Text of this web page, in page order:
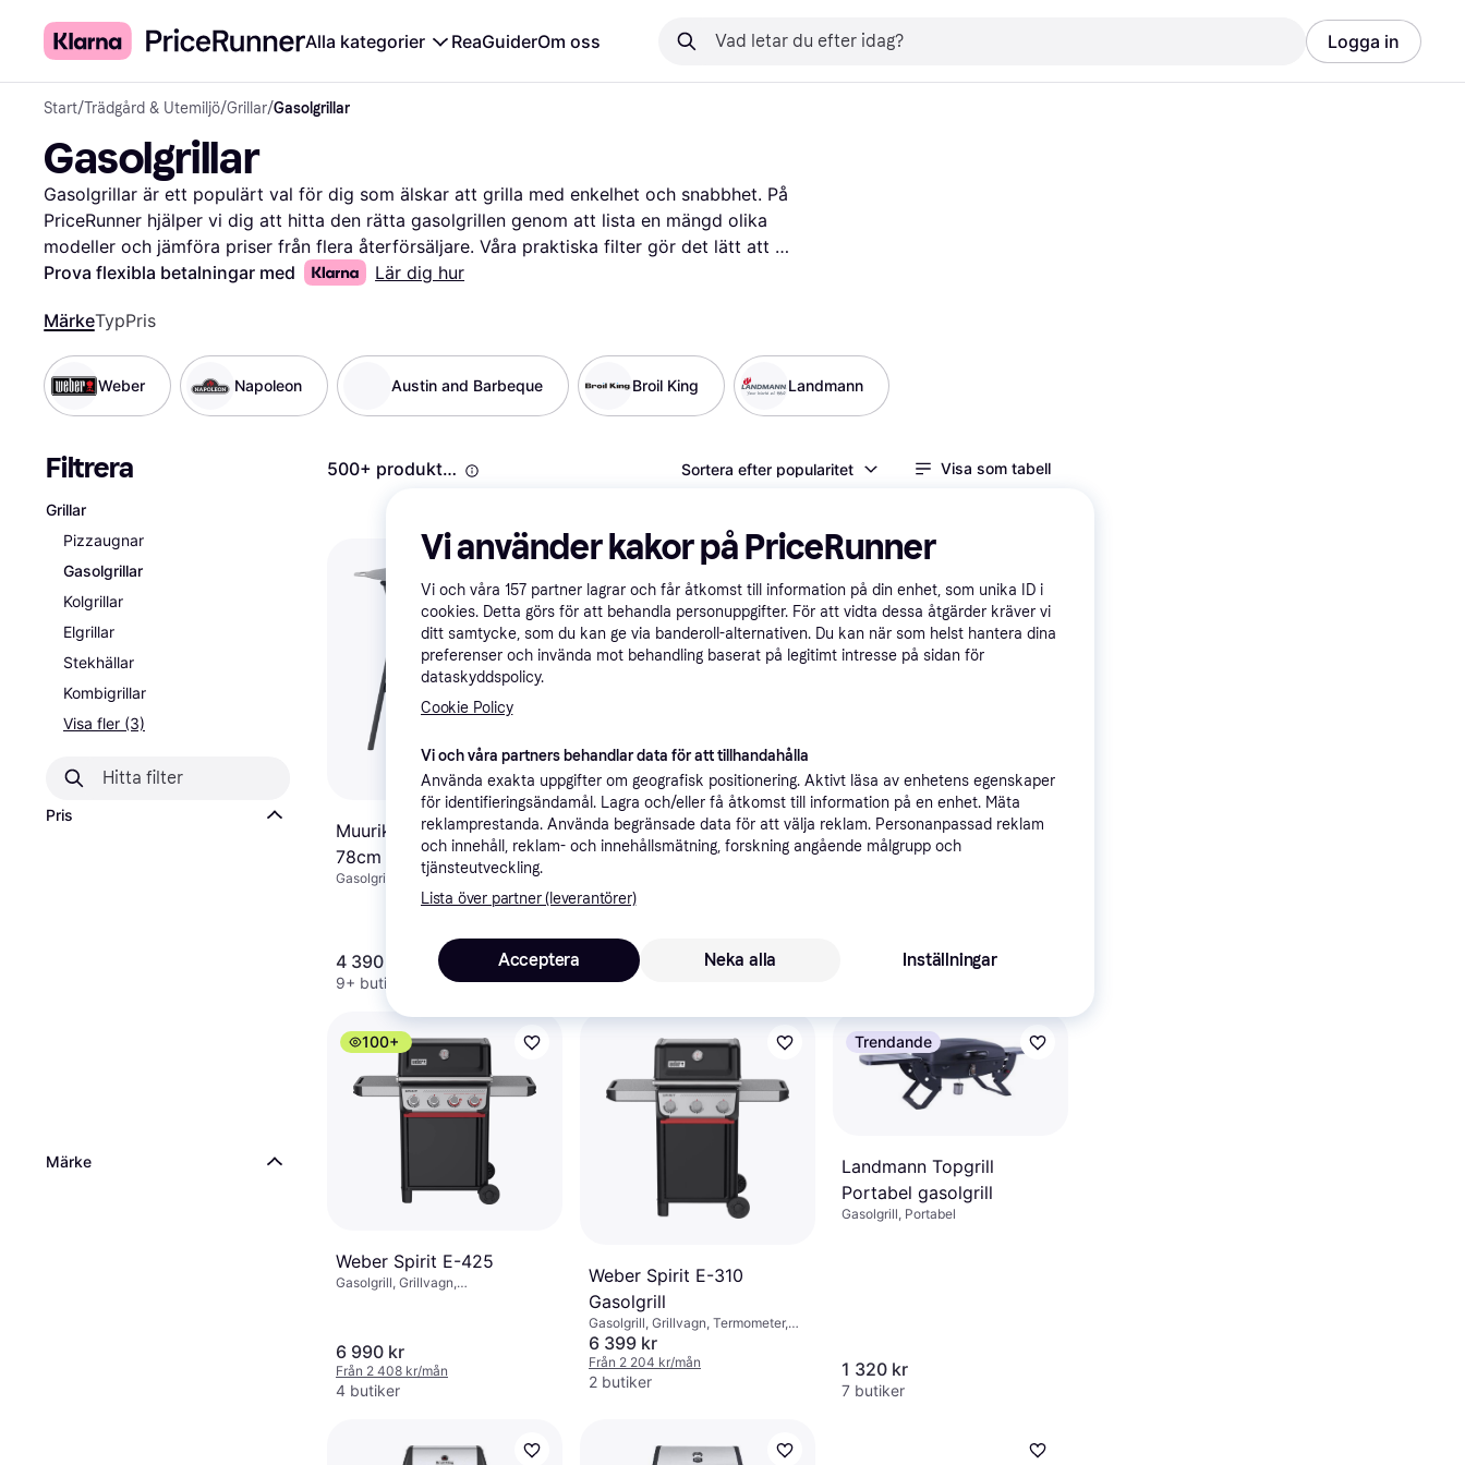
Alla kategorier ReaGuiderOm oss Logga in
Start/Trädgård & Utemiljö/Grillar/Gasolgrillar
Gasolgrillar
Gasolgrillar är ett populärt val för dig som älskar att grilla med enkelhet och snabbhet. På
PriceRunner hjälper vi dig att hitta den rätta gasolgrillen genom att lista en mängd olika
modeller och jämföra priser från flera återförsäljare. Våra praktiska filter gör det lätt att
sortera efter funktioner som antal brännare, grillstorlek och pris. Det gör det enklare för dig
recensioner från andra användare för att få en bättre förståelse för varje modells styrkor
och svagheter. Vi ser till att du får mest valuta för pengarna genom att guida dig till de
bästa erbjudandena. Börja här för att utforska alla alternativ och hitta din nya gasolgrill
idag!
Mer om gasolgrillar »
Prova flexibla betalningar med Lär dig hur
MärkeTypPris
Weber Napoleon Austin and Barbeque Broil King Landmann
Filtrera
Grillar
Pizzaugnar
Gasolgrillar
Kolgrillar
Elgrillar
Stekhällar
Kombigrillar
Visa fler (3)
Pris
Märke
500+ produkter Sortera efter popularitet
Visa som tabell
Muurikka Gas Set LL
78cm
Gasolgrill, Stativ, Bottenbrännare
4 390 kr
9+ butiker
58cm
Termometer, Värmeresistent
handtag, Stativ, Bottenbrännare,
Slutet lock
2 990 kr
9+ butiker
Weber Genesis E-315W
Gasolgrill, Grillvagn, Sidobord,
Termometer, Hjul, Skåp/lådor, Lock,
Varmhållningsyta, Bottenbrännare,
Slutet lock
Från 3 445 kr/mån
100+
Weber Spirit E-425
Gasolgrill, Grillvagn,
Slutet lock
6 990 kr
Från 2 408 kr/mån
4 butiker
Weber Spirit E-310
Gasolgrill
Gasolgrill, Grillvagn, Termometer,
Lock, Hjul, Varmhållningsyta,
Sidobord, Slutet lock
6 399 kr
Från 2 204 kr/mån
2 butiker
Trendande
Landmann Topgrill
Portabel gasolgrill
Gasolgrill, Portabel
1 320 kr
7 butiker
Vi använder kakor på PriceRunner
Vi och våra 157 partner lagrar och får åtkomst till information på din enhet, som unika ID i
cookies. Detta görs för att behandla personuppgifter. För att vidta dessa åtgärder kräver vi
ditt samtycke, som du kan ge via banderoll-alternativen. Du kan när som helst hantera dina
preferenser och invända mot behandling baserat på legitimt intresse på sidan för
dataskyddspolicy.
Cookie Policy
Vi och våra partners behandlar data för att tillhandahålla
Använda exakta uppgifter om geografisk positionering. Aktivt läsa av enhetens egenskaper
för identifieringsändamål. Lagra och/eller få åtkomst till information på en enhet. Mäta
reklamprestanda. Använda begränsade data för att välja reklam. Personanpassad reklam
och innehåll, reklam- och innehållsmätning, forskning angående målgrupp och
tjänsteutveckling.
Lista över partner (leverantörer)
Neka alla
Acceptera Inställningar